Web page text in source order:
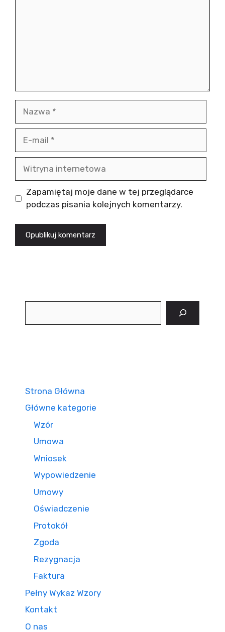
internetowa
Zapamiętaj moje dane w tej przeglądarce
podczas pisania kolejnych komentarzy.
Strona Główna
Główne kategorie
Wzór
Umowa
Wniosek
Wypowiedzenie
Umowy
Oświadczenie
Protokół
Zgoda
Rezygnacja
Faktura
Pełny Wykaz Wzory
Kontakt
O nas